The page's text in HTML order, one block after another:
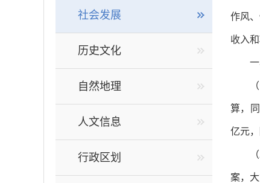
社会发展
历史文化
自然地理
人文信息
行政区划
作风
收入
算，
亿元
案，